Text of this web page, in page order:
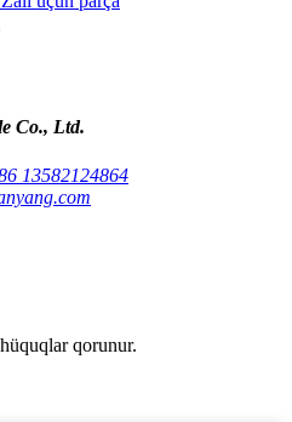
Co., Ltd.
13582124864
qorunur.